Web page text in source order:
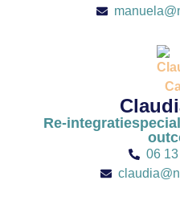
Re-
06